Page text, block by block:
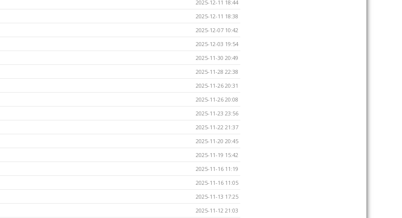
2025-12-11 18:44
2025-12-11 18:38
2025-12-07 10:42
2025-12-03 19:54
2025-11-30 20:49
2025-11-28 22:38
2025-11-26 20:31
2025-11-26 20:08
2025-11-23 23:56
2025-11-22 21:37
2025-11-20 20:45
2025-11-19 15:42
2025-11-16 11:19
2025-11-16 11:05
2025-11-13 17:25
2025-11-12 21:03